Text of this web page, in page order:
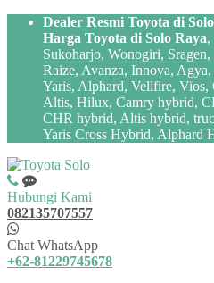
Dealer Resmi Toyota di
Harga Toyota di Solo Raya,
Sukoharjo, Wonogiri,
Raize, Avanza, Innova,
Yaris, Alphard, Vellfire, Vios,
Altis, Hilux, Camry hybrid,
CHR hybrid, Altis hybrid,
Yaris Cross Hybrid, Alphard
Hubungi Kami
082135707557
Chat WhatsApp
+62-81229745678